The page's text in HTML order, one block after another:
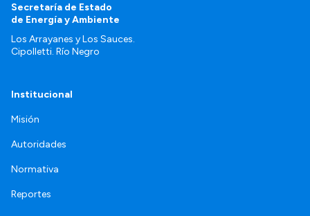
Secretaría de Estado
de Energía y Ambiente
Los Arrayanes y Los Sauces.
Cipolletti. Río Negro
Institucional
Misión
Autoridades
Normativa
Reportes